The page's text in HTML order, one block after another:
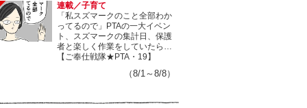
連載／子育て
「私スズマークのこと全部わか
ってるので」PTAの一大イベン
ト、スズマークの集計日、保護
者と楽しく作業をしていたら…
【ご奉仕戦隊★PTA・19】
（8/1～8/8）